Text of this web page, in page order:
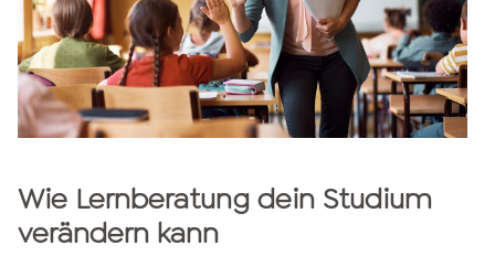
Wie Lernberatung dein Studium
verändern kann